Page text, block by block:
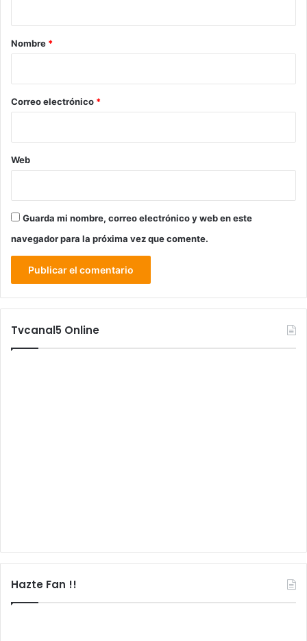
r
*
Nombre *
Correo electrónico *
Web
Guarda mi nombre, correo electrónico y web en este
navegador para la próxima vez que comente.
Tvcanal5 Online
Hazte Fan !!